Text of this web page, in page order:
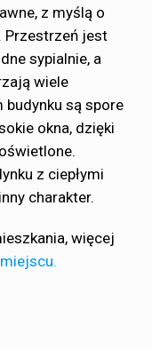
z myślą o
Przestrzeń jest
sypialnie, a
wiele
są spore
okna, dzięki
z ciepłymi
charakter.
więcej